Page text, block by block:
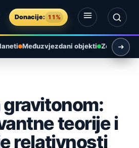
Donacije: 11%
Međuzvjezdani objekti Zemlja i
gravitonom:
teorije i
relativnosti